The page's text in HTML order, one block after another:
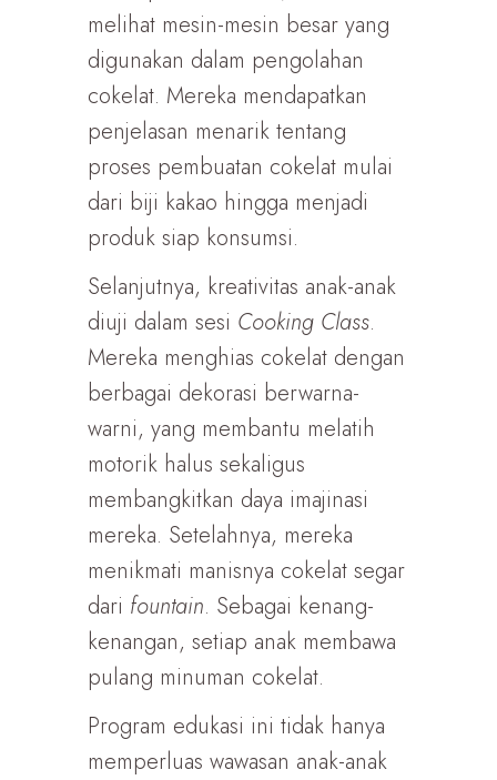
melihat mesin-mesin besar yang
digunakan dalam pengolahan
cokelat. Mereka mendapatkan
penjelasan menarik tentang
proses pembuatan cokelat mulai
dari biji kakao hingga menjadi
produk siap konsumsi.
Selanjutnya, kreativitas anak-anak
diuji dalam sesi Cooking Class.
Mereka menghias cokelat dengan
berbagai dekorasi berwarna-
warni, yang membantu melatih
motorik halus sekaligus
membangkitkan daya imajinasi
mereka. Setelahnya, mereka
menikmati manisnya cokelat segar
dari fountain. Sebagai kenang-
kenangan, setiap anak membawa
pulang minuman cokelat.
Program edukasi ini tidak hanya
memperluas wawasan anak-anak